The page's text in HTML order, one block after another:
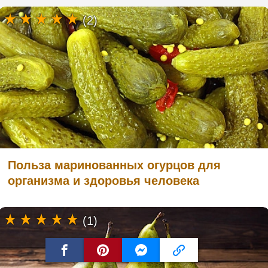
Польза маринованных огурцов для
организма и здоровья человека
(2)
(1)